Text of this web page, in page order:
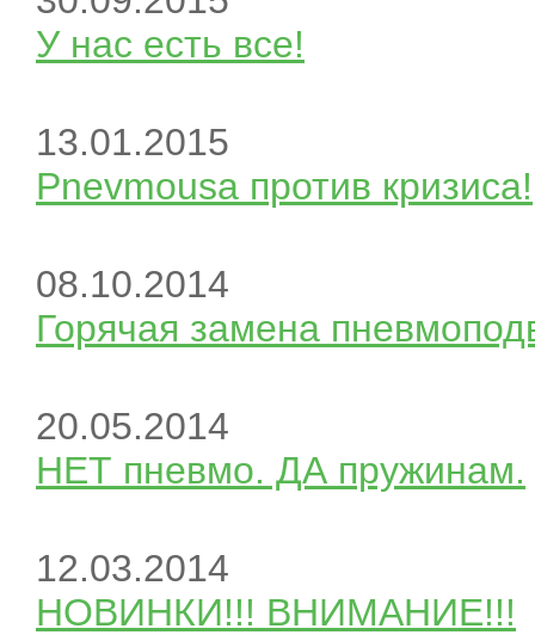
У нас есть все!
13.01.2015
Pnevmousa против кризиса!
08.10.2014
Горячая замена
20.05.2014
НЕТ пневмо. ДА пружинам.
12.03.2014
НОВИНКИ!!! ВНИМАНИЕ!!!